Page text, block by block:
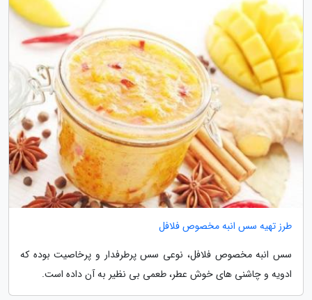
طرز تهیه سس انبه مخصوص فلافل
سس انبه مخصوص فلافل، نوعی سس پرطرفدار و پرخاصیت بوده که
ادویه و چاشنی های خوش عطر، طعمی بی نظیر به آن داده است.